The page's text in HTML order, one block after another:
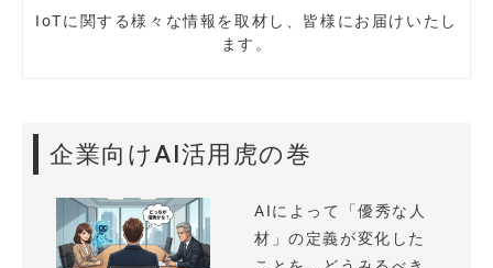
IoTに関する様々な情報を取材し、皆様にお届けいたし
ます。
企業向けAI活用虎の巻
AIによって「優秀な人
材」の定義が変化した